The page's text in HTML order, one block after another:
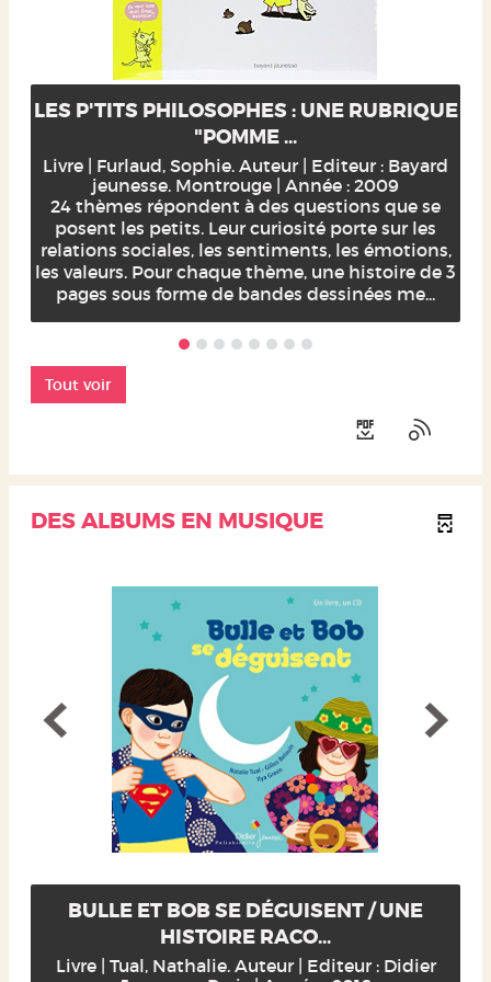
LES P'TITS PHILOSOPHES : UNE RUBRIQUE
"POMME ...
Livre | Furlaud, Sophie. Auteur | Editeur : Bayard
jeunesse. Montrouge | Année : 2009
24 thèmes répondent à des questions que se
posent les petits. Leur curiosité porte sur les
relations sociales, les sentiments, les émotions,
les valeurs. Pour chaque thème, une histoire de 3
pages sous forme de bandes dessinées me...
Tout voir
DES ALBUMS EN MUSIQUE
BULLE ET BOB SE DÉGUISENT / UNE
HISTOIRE RACO...
Livre | Tual, Nathalie. Auteur | Editeur : Didier